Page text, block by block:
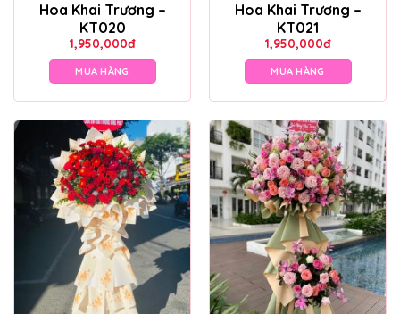
Hoa Khai Trương –
KT020
1,950,000đ
MUA HÀNG
Hoa Khai Trương –
KT021
1,950,000đ
MUA HÀNG